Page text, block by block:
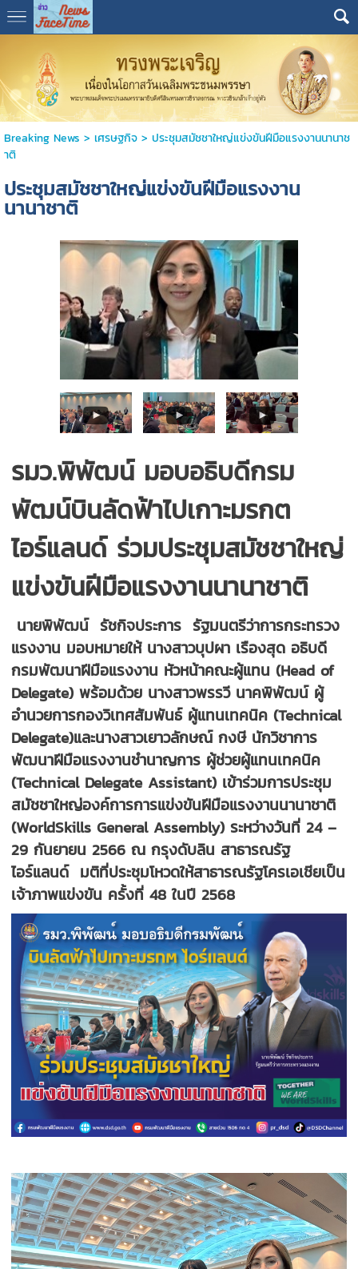
Breaking News > เศรษฐกิจ> ประชุมสมัชชาใหญ่แข่งขันฝีมือแรงงานนานาช
าติ
ประชุมสมัชชาใหญ่แข่งขันฝีมือแรงงาน
นานาชาติ
รมว.พิพัฒน์ มอบอธิบดีกรม
พัฒน์บินลัดฟ้าไปเกาะมรกต
ไอร์แลนด์ ร่วมประชุมสมัชชาใหญ่
แข่งขันฝีมือแรงงานนานาชาติ
นายพิพัฒน์ รัชกิจประการ รัฐมนตรีว่าการกระทรวง
แรงงาน มอบหมายให้ นางสาวบุปผา เรืองสุด อธิบดี
กรมพัฒนาฝีมือแรงงาน หัวหน้าคณะผู้แทน (Head of
Delegate) พร้อมด้วย นางสาวพรรวี นาคพิพัฒน์ ผู้
อำนวยการกองวิเทศสัมพันธ์ ผู้แทนเทคนิค (Technical
Delegate)และนางสาวเยาวลักษณ์ กงษี นักวิชาการ
พัฒนาฝีมือแรงงานชำนาญการ ผู้ช่วยผู้แทนเทคนิค
(Technical Delegate Assistant) เข้าร่วมการประชุม
สมัชชาใหญ่องค์การการแข่งขันฝีมือแรงงานนานาชาติ
(WorldSkills General Assembly) ระหว่างวันที่ 24 –
29 กันยายน 2566 ณ กรุงดับลิน สาธารณรัฐ
ไอร์แลนด์ มติที่ประชุมโหวดให้สาธารณรัฐโครเอเชียเป็น
เจ้าภาพแข่งขัน ครั้งที่ 48 ในปี 2568